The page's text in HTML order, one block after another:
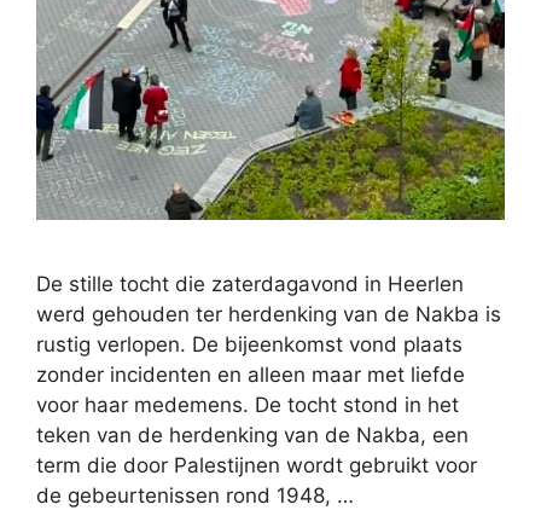
De stille tocht die zaterdagavond in Heerlen
werd gehouden ter herdenking van de Nakba is
rustig verlopen. De bijeenkomst vond plaats
zonder incidenten en alleen maar met liefde
voor haar medemens. De tocht stond in het
teken van de herdenking van de Nakba, een
term die door Palestijnen wordt gebruikt voor
de gebeurtenissen rond 1948, …